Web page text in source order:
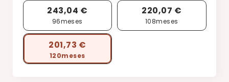
243,04 €
96meses
220,07 €
108meses
201,73 €
120meses